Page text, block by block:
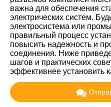
важна для обеспечения
электрических систем.
электросистема или
правильный процесс
повысить надежность и
соединения. Ниже
шагов и практических
эффективнее установить